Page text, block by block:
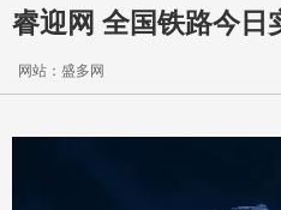
睿迎网 全国铁路今日
网站：盛多网